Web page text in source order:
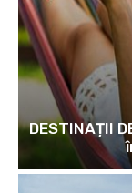
DESTINAȚII